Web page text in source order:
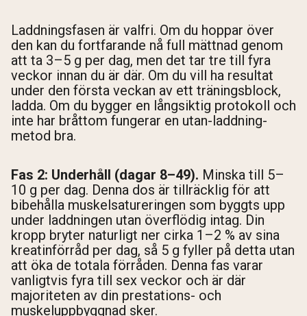
Laddningsfasen är valfri. Om du hoppar över
den kan du fortfarande nå full mättnad genom
att ta 3–5 g per dag, men det tar tre till fyra
veckor innan du är där. Om du vill ha resultat
under den första veckan av ett träningsblock,
ladda. Om du bygger en långsiktig protokoll och
inte har bråttom fungerar en utan-laddning-
metod bra.
Fas 2: Underhåll (dagar 8–49). Minska till 5–
10 g per dag. Denna dos är tillräcklig för att
bibehålla muskelsatureringen som byggts upp
under laddningen utan överflödig intag. Din
kropp bryter naturligt ner cirka 1–2 % av sina
kreatinförråd per dag, så 5 g fyller på detta utan
att öka de totala förråden. Denna fas varar
vanligtvis fyra till sex veckor och är där
majoriteten av din prestations- och
muskeluppbyggnad sker.